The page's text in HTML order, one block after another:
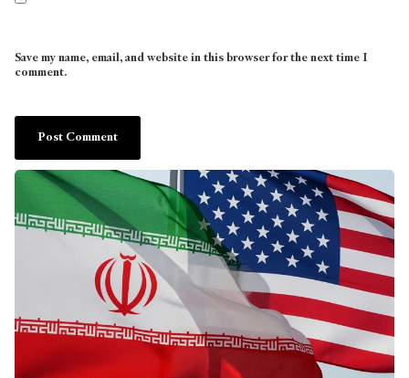
Save my name, email, and website in this browser for the next time I
comment.